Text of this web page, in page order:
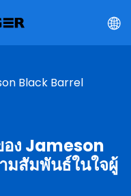
Black Barrel
ง Jameson
มสัมพันธ์ในใจผู้